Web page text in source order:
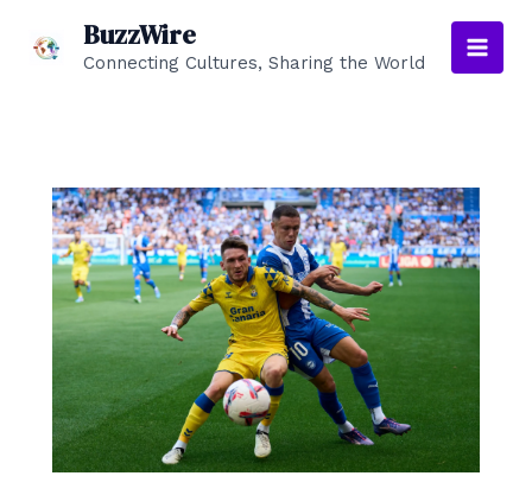
contenido
BuzzWire
Connecting Cultures, Sharing the World
Main